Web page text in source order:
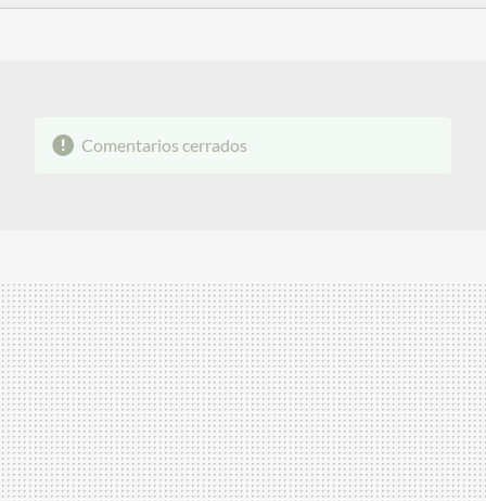
FACEBOOK
TWITTERFLIPBOARD
E-
WHATSAPP
Comentarios cerrados